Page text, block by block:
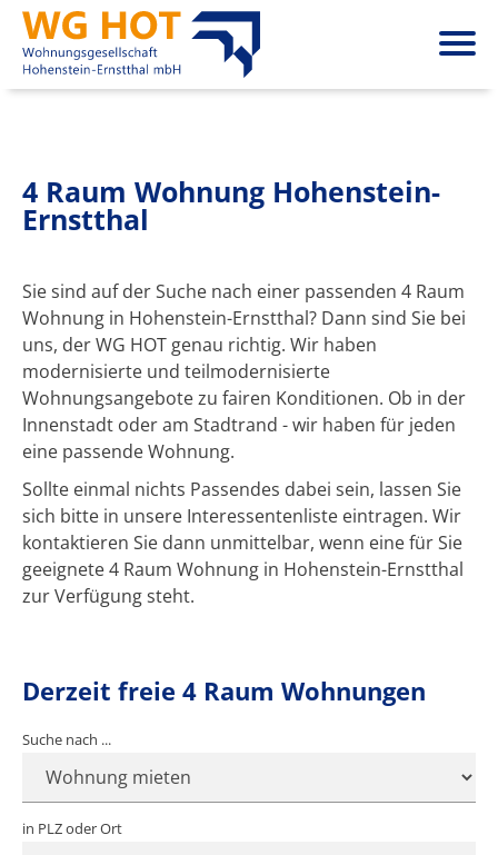
4 Raum Wohnung Hohenstein-
Ernstthal
Sie sind auf der Suche nach einer passenden 4 Raum
Wohnung in Hohenstein-Ernstthal? Dann sind Sie bei
uns, der WG HOT genau richtig. Wir haben
modernisierte und teilmodernisierte
Wohnungsangebote zu fairen Konditionen. Ob in der
Innenstadt oder am Stadtrand - wir haben für jeden
eine passende Wohnung.
Sollte einmal nichts Passendes dabei sein, lassen Sie
sich bitte in unsere Interessentenliste eintragen. Wir
kontaktieren Sie dann unmittelbar, wenn eine für Sie
geeignete 4 Raum Wohnung in Hohenstein-Ernstthal
zur Verfügung steht.
Derzeit freie 4 Raum Wohnungen
Suche nach ...
in PLZ oder Ort